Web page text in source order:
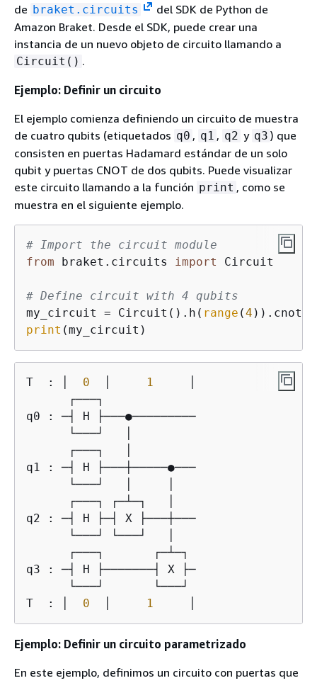
de braket.circuits
del SDK de Python de
Amazon Braket. Desde el SDK, puede crear una
instancia de un nuevo objeto de circuito llamando a
Circuit() .
Ejemplo: Definir un circuito
El ejemplo comienza definiendo un circuito de muestra
de cuatro qubits (etiquetados q0 , q1 , q2 y q3 ) que
consisten en puertas Hadamard estándar de un solo
qubit y puertas CNOT de dos qubits. Puede visualizar
este circuito llamando a la función print , como se
muestra en el siguiente ejemplo.
# Import the circuit module
from braket.circuits import Circuit
# Define circuit with 4 qubits
my_circuit = Circuit().h( range (4
print (my_circuit)
T  : │ 0 1
      ┌───┐
q0 : ─┤ H ├───●─────────
      └───┘   │
      ┌───┐   │
q1 : ─┤ H ├───┼─────●───
      └───┘   │     │
      ┌───┐ ┌─┴─┐   │
q2 : ─┤ H ├─┤ X ├───┼───
      └───┘ └───┘   │
      ┌───┐       ┌─┴─┐
q3 : ─┤ H ├───────┤ X ├─
      └───┘       └───┘
T  : │ 0 1
Ejemplo: Definir un circuito parametrizado
En este ejemplo, definimos un circuito con puertas que